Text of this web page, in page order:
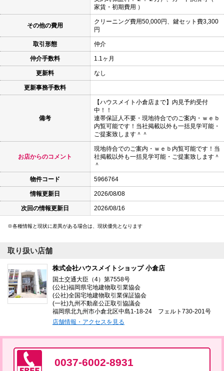
家賃・初期費用 ）
その他の費用
クリーニング費用50,000円、鍵セット費3,300
円
取引形態 仲介
仲介手数料 1.1ヶ月
更新料 なし
更新事務手数料
備考
【ハウスメイト小倉店まで】内見予約受付
中！！
連帯保証人不要・現地待合でのご案内・ｗｅｂ
内覧可能です！当社掲載以外も一括見学可能・
ご提案致します＾＾
お店からのコメント
現地待合でのご案内・ｗｅｂ内覧可能です！当
社掲載以外も一括見学可能・ご提案致します＾
＾
物件コード 5966764
情報更新日 2026/08/08
次回の情報更新日 2026/08/16
各種情報と現状に差異がある場合は、現状優先となります
取り扱い店舗
株式会社ハウスメイトショップ 小倉店
国土交通大臣（4）第7558号
(公社)福岡県宅地建物取引業協会
(公社)全国宅地建物取引業保証協会
(一社)九州不動産公正取引協議会
福岡県北九州市小倉北区中島1-18-24 フェルト730-201号
店舗情報・アクセスを見る
0037-6002-8931